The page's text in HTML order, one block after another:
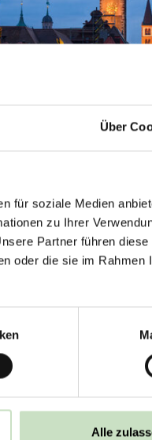
Über
für soziale Medien
zu Ihrer
Partner führen diese
oder die sie im Rahmen
Alle
Media